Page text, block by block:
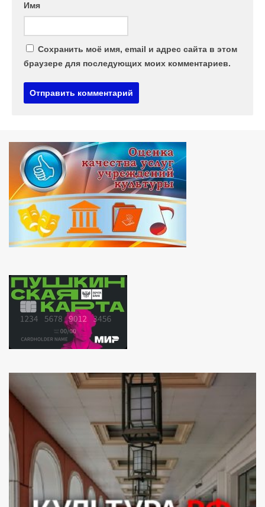
Имя
Сохранить моё имя, email и адрес сайта в этом
браузере для последующих моих комментариев.